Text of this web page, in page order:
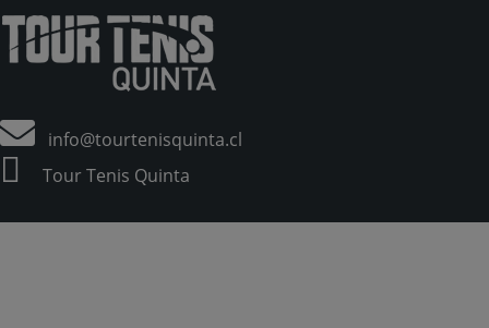
info@tourtenisquinta.cl
Tour Tenis Quinta